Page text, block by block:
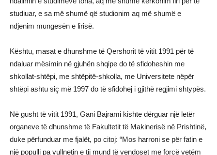
studiuar, e sa më shumë që studionim aq më shumë e
ndjenim mungesën e lirisë.
Kështu, masat e dhunshme të Qershorit të vitit 1991 për të
ndaluar mësimin në gjuhën shqipe do të sfidoheshin me
shkollat-shtëpi, me shtëpitë-shkolla, me Universitete nëpër
shtëpi ashtu siç më 1997 do të sfidohej i gjithë regjimi shtypës.
Në gusht të vitit 1991, Gani Bajrami kishte dërguar një letër
organeve të dhunshme të Fakultetit të Makinerisë në Prishtinë,
duke përfunduar me fjalët, po citoj: “Mos harroni se për fatin e
një populli pa vullnetin e tij mund të vendoset me forcë vetëm